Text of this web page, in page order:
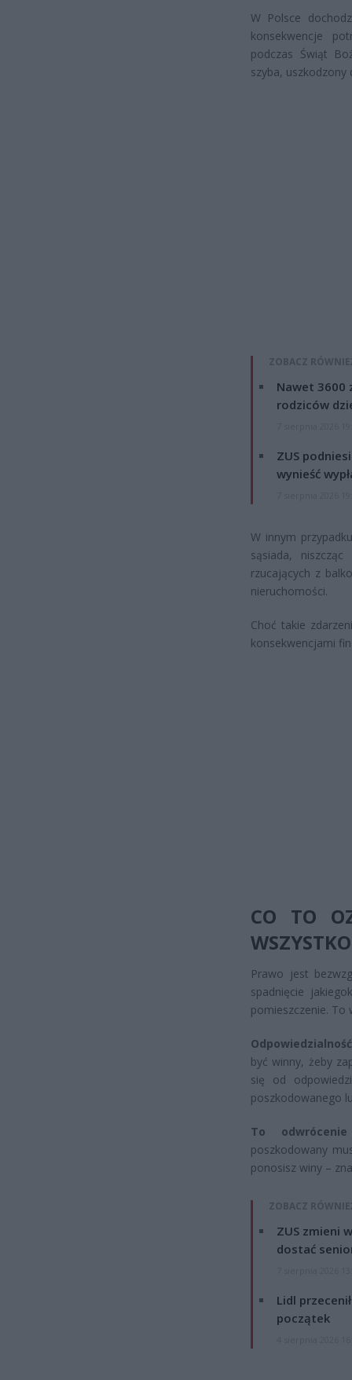
W Polsce
konsekwencje
podczas Świąt
szyba, uszkodzony
ZOBACZ
Nawet 3600
rodziców
ZUS
wynieść
W innym
sąsiada,
rzucających z
nieruchomości.
Choć takie
konsekwencjami
CO TO
Prawo jest
spadnięcie
pomieszczenie. To
być winny, żeby
się od
poszkodowanego
To
poszkodowany
ponosisz winy –
ZOBACZ
ZUS zmieni
dostać
Lidl
początek